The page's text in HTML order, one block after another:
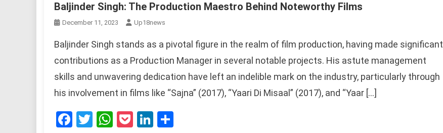
Baljinder Singh: The Production Maestro Behind Noteworthy Films
December 11, 2023 Up18news
Baljinder Singh stands as a pivotal figure in the realm of film production, having made significant
contributions as a Production Manager in several notable projects. His astute management
skills and unwavering dedication have left an indelible mark on the industry, particularly through
his involvement in films like “Sajna” (2017), “Yaari Di Misaal” (2017), and “Yaar […]
Facebook
Twitter
WhatsApp
PocketLinkedIn